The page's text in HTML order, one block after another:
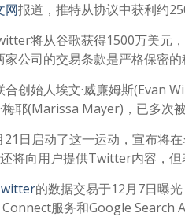
网报道，推特从协议中获利约
将从谷歌获得1500万美元
公司的交易条款是严格保密的
创始人埃文·威廉姆斯(Evan
梅耶(Marissa Mayer)，已多次
21日启动了这一运动，宣布将
将向用户提供Twitter内容，但
的数据交易于12月7日曝
服务和Google Search